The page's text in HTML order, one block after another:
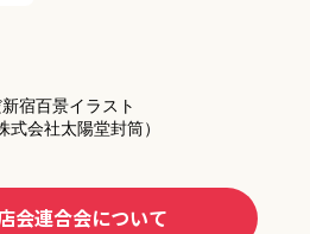
宿百景イラスト
式会社太陽堂封筒）
会連合会について